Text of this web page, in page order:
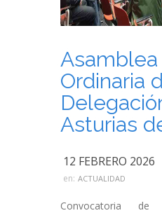
Ordinaria
Asturias
12 FEBRERO 2026
en: ACTUALIDAD
Convocatoria de